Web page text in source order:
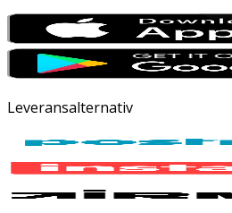
Leveransalternativ